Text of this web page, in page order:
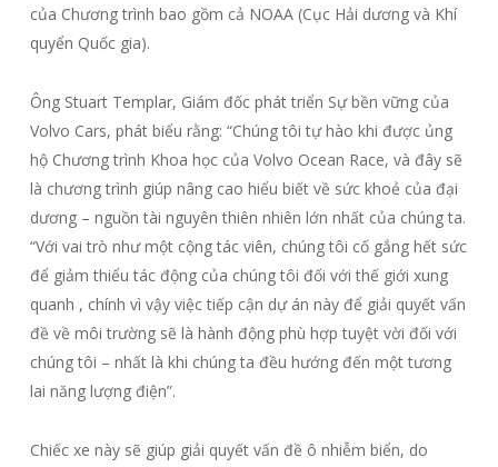
của Chương trình bao gồm cả NOAA (Cục Hải dương và Khí
quyển Quốc gia).
Ông Stuart Templar, Giám đốc phát triển Sự bền vững của
Volvo Cars, phát biểu rằng: “Chúng tôi tự hào khi được ủng
hộ Chương trình Khoa học của Volvo Ocean Race, và đây sẽ
là chương trình giúp nâng cao hiểu biết về sức khoẻ của đại
dương – nguồn tài nguyên thiên nhiên lớn nhất của chúng ta.
“Với vai trò như một cộng tác viên, chúng tôi cố gắng hết sức
để giảm thiểu tác động của chúng tôi đối với thế giới xung
quanh , chính vì vậy việc tiếp cận dự án này để giải quyết vấn
đề về môi trường sẽ là hành động phù hợp tuyệt vời đối với
chúng tôi – nhất là khi chúng ta đều hướng đến một tương
lai năng lượng điện”.
Chiếc xe này sẽ giúp giải quyết vấn đề ô nhiễm biển, do